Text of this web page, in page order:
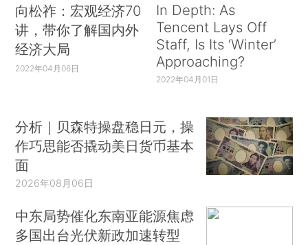
向松祚：宏观经济70
讲，带你了解国内外
经济大局
2022年04月06日
In Depth: As
Tencent Lays Off
Staff, Is Its ‘Winter’
Approaching?
2022年04月01日
分析｜贝森特操盘稳日元，操
作巧思能否撬动美日货币基本
面
2026年08月06日
中东局势催化东南亚能源焦虑
多国出台光伏新政加速转型